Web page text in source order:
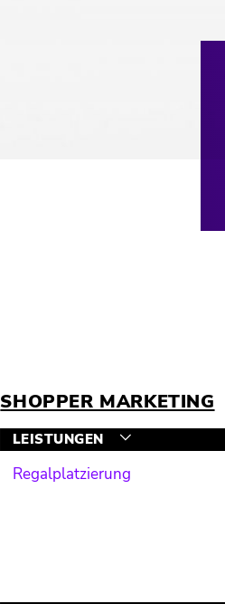
SHOPPER MARKETING
LEISTUNGEN
Regalplatzierung